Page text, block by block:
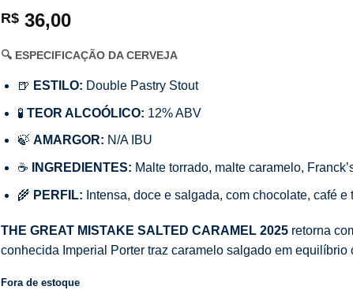
R$ 36,00
🔍 ESPECIFICAÇÃO DA CERVEJA
🍺 ESTILO: Double Pastry Stout
🧪 TEOR ALCOÓLICO: 12% ABV
🍃 AMARGOR: N/A IBU
☕ INGREDIENTES: Malte torrado, malte caramelo,
🌾 PERFIL: Intensa, doce e salgada, com chocolate, café e
THE GREAT MISTAKE SALTED CARAMEL 2025 retorna
conhecida Imperial Porter traz caramelo salgado em
Fora de estoque